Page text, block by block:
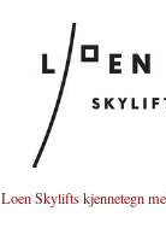
Loen Skylifts kjennetegn